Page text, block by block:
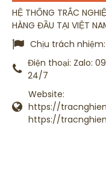
HỆ THỐNG TRẮC
HÀNG ĐẦU TẠI VIỆT
Chịu trách nhiệm:
Điện thoại: Zalo:
24/7
Website:
https://
https://